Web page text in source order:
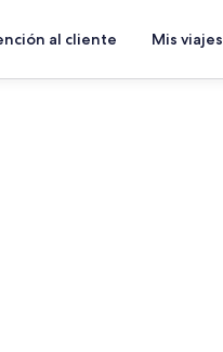
al cliente Mis viajes